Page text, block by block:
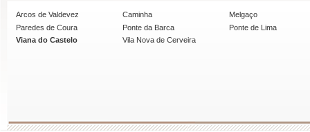
Arcos de Valdevez Caminha
Melgaço
Paredes de Coura
Ponte da Barca
Ponte de Lima
Viana do Castelo
Vila Nova de Cerveira